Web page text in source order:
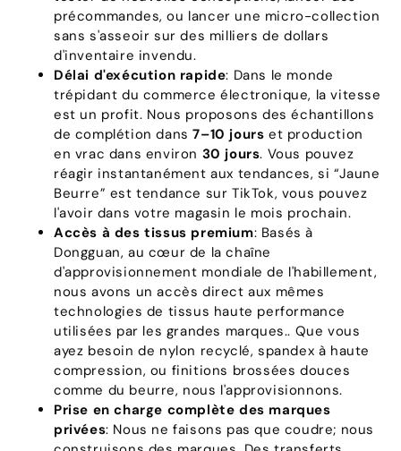
précommandes, ou lancer une micro-collection
sans s'asseoir sur des milliers de dollars
d'inventaire invendu.
Délai d'exécution rapide: Dans le monde
trépidant du commerce électronique, la vitesse
est un profit. Nous proposons des échantillons
de complétion dans7–10 jours et production
en vrac dans environ 30 jours. Vous pouvez
réagir instantanément aux tendances, si “Jaune
Beurre” est tendance sur TikTok, vous pouvez
l'avoir dans votre magasin le mois prochain.
Accès à des tissus premium: Basés à
Dongguan, au cœur de la chaîne
d'approvisionnement mondiale de l'habillement,
nous avons un accès direct aux mêmes
technologies de tissus haute performance
utilisées par les grandes marques.. Que vous
ayez besoin de nylon recyclé, spandex à haute
compression, ou finitions brossées douces
comme du beurre, nous l'approvisionnons.
Prise en charge complète des marques
privées: Nous ne faisons pas que coudre; nous